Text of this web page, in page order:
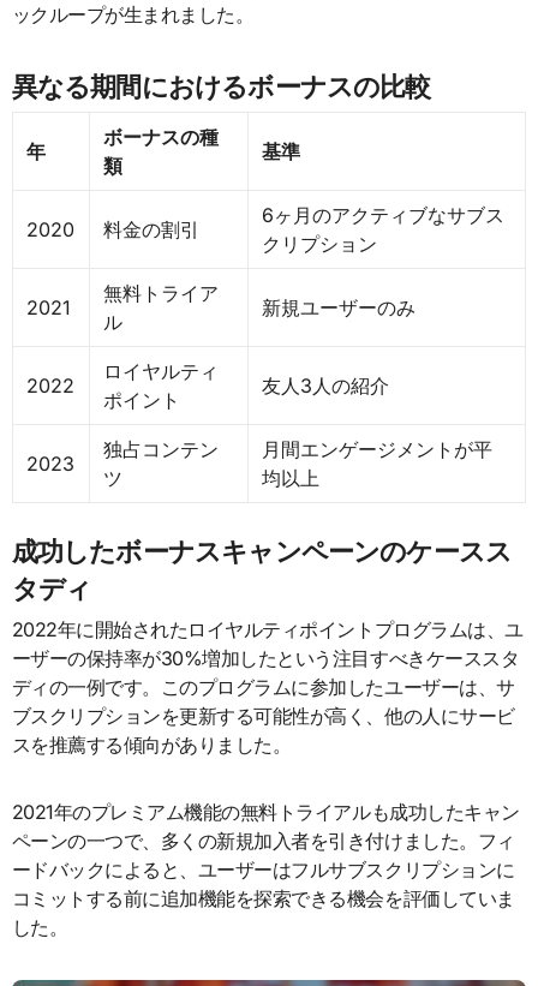
ックループが生まれました。
異なる期間におけるボーナスの比較
年
ボーナスの種
類
基準
2020 料金の割引
6ヶ月のアクティブなサブス
クリプション
2021
無料トライア
ル
新規ユーザーのみ
2022
ロイヤルティ
ポイント
友人3人の紹介
2023
独占コンテン
ツ
月間エンゲージメントが平
均以上
成功したボーナスキャンペーンのケースス
タディ
2022年に開始されたロイヤルティポイントプログラムは、ユ
ーザーの保持率が30%増加したという注目すべきケーススタ
ディの一例です。このプログラムに参加したユーザーは、サ
ブスクリプションを更新する可能性が高く、他の人にサービ
スを推薦する傾向がありました。
2021年のプレミアム機能の無料トライアルも成功したキャン
ペーンの一つで、多くの新規加入者を引き付けました。フィ
ードバックによると、ユーザーはフルサブスクリプションに
コミットする前に追加機能を探索できる機会を評価していま
した。